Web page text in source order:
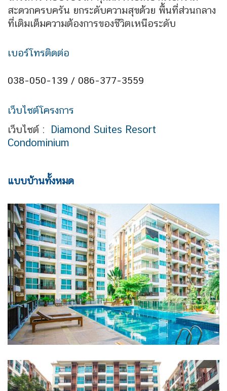
สะดวกครบครัน ยกระดับความสุขด้วย พื้นที่ส่วนกลาง
ที่เติมเต็มความต้องการของชีวิตเหนือระดับ
เบอร์โทรติดต่อ
038-050-139 / 086-377-3559
เว็บไซต์โครงการ
เว็บไซต์ :
Diamond Suites Resort
Condominium
แบบบ้านทั้งหมด